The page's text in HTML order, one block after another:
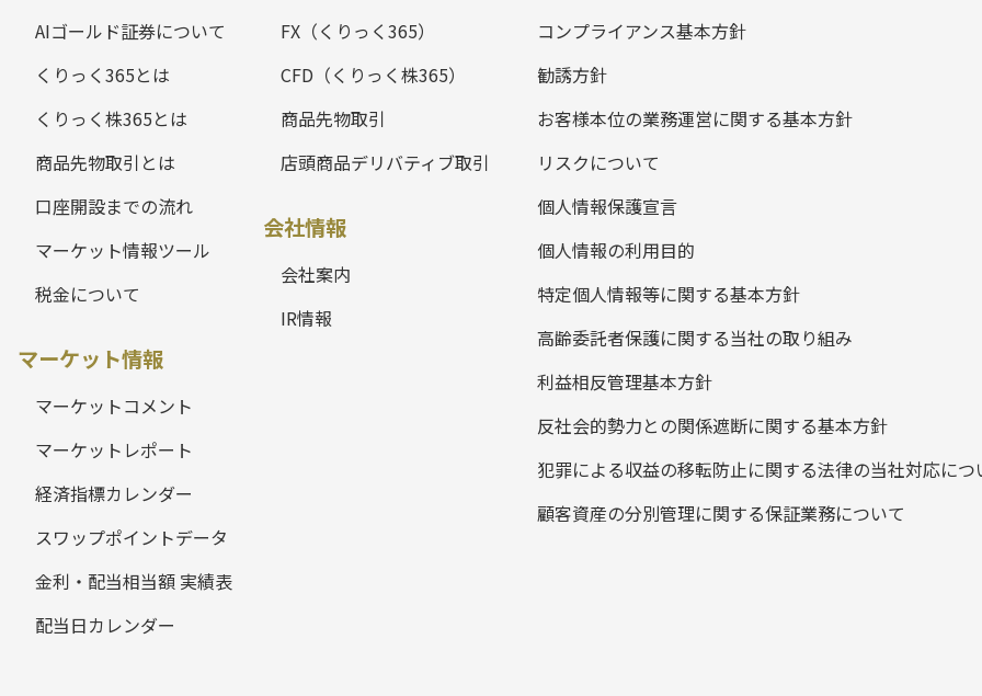
AIゴールド証券について
くりっく365とは
くりっく株365とは
商品先物取引とは
口座開設までの流れ
マーケット情報ツール
税金について
マーケット情報
マーケットコメント
マーケットレポート
経済指標カレンダー
スワップポイントデータ
金利・配当相当額 実績表
配当日カレンダー
FX（くりっく365）
CFD（くりっく株365）
商品先物取引
店頭商品デリバティブ取引
会社情報
会社案内
IR情報
コンプライアンス基本方針
勧誘方針
お客様本位の業務運営に関する基本方針
リスクについて
個人情報保護宣言
個人情報の利用目的
特定個人情報等に関する基本方針
高齢委託者保護に関する当社の取り組み
利益相反管理基本方針
反社会的勢力との関係遮断に関する基本方針
犯罪による収益の移転防止に関する法律の当社対応につ
顧客資産の分別管理に関する保証業務について